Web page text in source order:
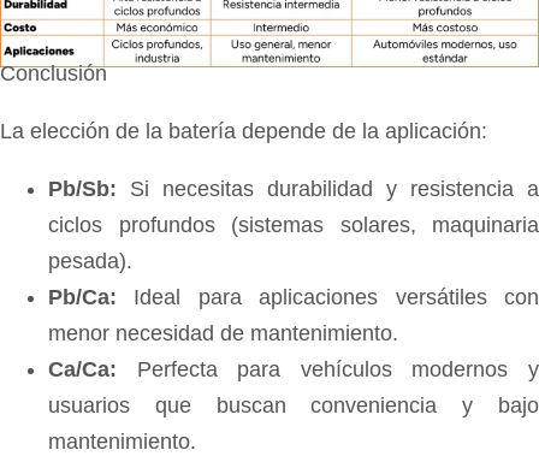
Conclusión
La elección de la batería depende de la aplicación:
Pb/Sb: Si necesitas durabilidad y resistencia a
ciclos profundos (sistemas solares, maquinaria
pesada).
Pb/Ca: Ideal para aplicaciones versátiles con
menor necesidad de mantenimiento.
Ca/Ca: Perfecta para vehículos modernos y
usuarios que buscan conveniencia y bajo
mantenimiento.